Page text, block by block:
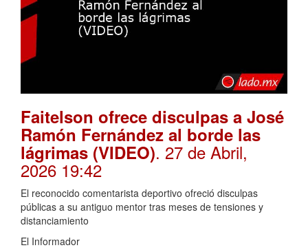
Faitelson ofrece disculpas a José
Ramón Fernández al borde las
lágrimas (VIDEO). 27 de Abril,
2026 19:42
El reconocido comentarista deportivo ofreció disculpas
públicas a su antiguo mentor tras meses de tensiones y
distanciamiento
El Informador